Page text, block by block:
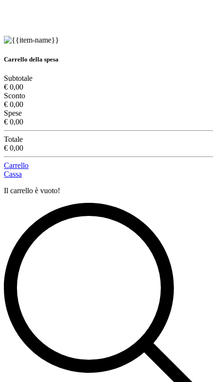
Carrello della spesa
Subtotale
€ 0,00
Sconto
€ 0,00
Spese
€ 0,00
Totale
€ 0,00
Carrello
Cassa
Il carrello è vuoto!